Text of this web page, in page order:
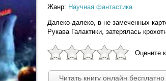
Жанр: Научная фантастика
Далеко-далеко, в не замеченных
Рукава Галактики, затерялась
Оцените
Читать книгу онлайн бесплатно